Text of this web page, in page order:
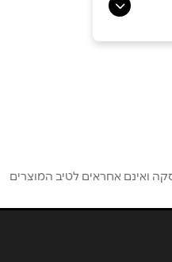
ואינם אחראים לטיב המוצרים